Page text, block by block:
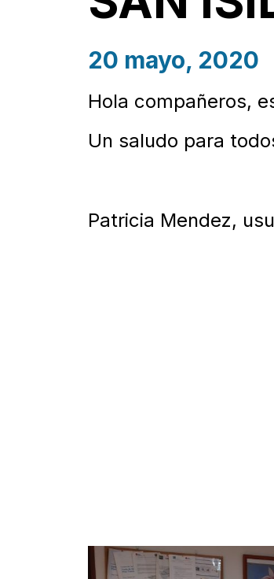
20 mayo, 2020
Hola compañeros,
Un saludo para
Patricia Mendez,